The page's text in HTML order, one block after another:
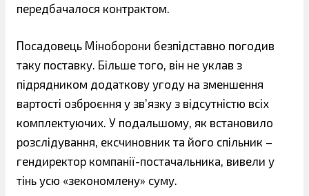
передбачалося контрактом.
Посадовець Міноборони безпідставно погодив
таку поставку. Більше того, він не уклав з
підрядником додаткову угоду на зменшення
вартості озброєння у зв’язку з відсутністю всіх
комплектуючих. У подальшому, як встановило
розслідування, ексчиновник та його спільник –
гендиректор компанії-постачальника, вивели у
тінь усю «зекономлену» суму.